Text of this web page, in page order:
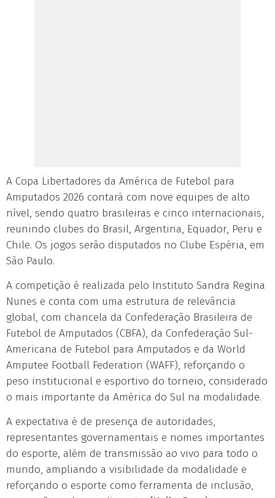
A Copa Libertadores da América de Futebol para
Amputados 2026 contará com nove equipes de alto
nível, sendo quatro brasileiras e cinco internacionais,
reunindo clubes do Brasil, Argentina, Equador, Peru e
Chile. Os jogos serão disputados no Clube Espéria, em
São Paulo.
A competição é realizada pelo Instituto Sandra Regina
Nunes e conta com uma estrutura de relevância
global, com chancela da Confederação Brasileira de
Futebol de Amputados (CBFA), da Confederação Sul-
Americana de Futebol para Amputados e da World
Amputee Football Federation (WAFF), reforçando o
peso institucional e esportivo do torneio, considerado
o mais importante da América do Sul na modalidade.
A expectativa é de presença de autoridades,
representantes governamentais e nomes importantes
do esporte, além de transmissão ao vivo para todo o
mundo, ampliando a visibilidade da modalidade e
reforçando o esporte como ferramenta de inclusão,